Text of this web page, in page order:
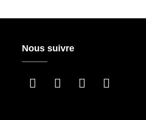
Nous suivre